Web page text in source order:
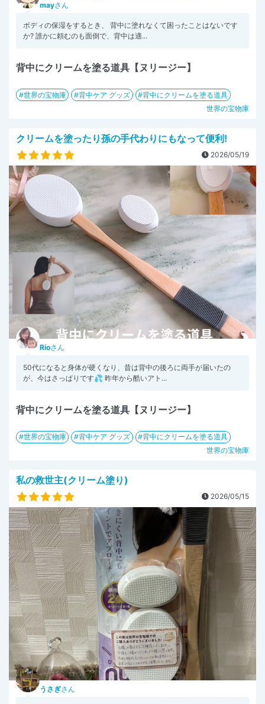
mayさん
ボディの保湿をするとき、 背中に塗れなくて困ったことはないです
か? 誰かに頼むのも面倒で、背中は適...
背中にクリームを塗る道具【ヌリージー】
世界の宝物庫 背中ケア グッズ
背中にクリームを塗る道具
世界の宝物庫
クリームを塗ったり孫の手代わりにもなって便利!
2026/05/19
Rioさん
50代になると身体が硬くなり、昔は背中の後ろに両手が届いたの
が、今はさっぱりです💦 昨年から酷いアト...
背中にクリームを塗る道具【ヌリージー】
世界の宝物庫 背中ケア グッズ
背中にクリームを塗る道具
世界の宝物庫
私の救世主(クリーム塗り)
2026/05/15
うさぎさん